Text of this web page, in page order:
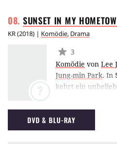
SUNSET IN MY
KR(2018) | Komödie, Drama
3
Komödie von Lee
Jung-min Park. In
kehrt ein
er auf Sun Mi
Grundschule
DVD & BLU-RAY